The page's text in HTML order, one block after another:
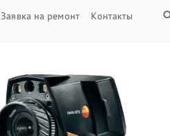
Заявка на ремонт Контакты